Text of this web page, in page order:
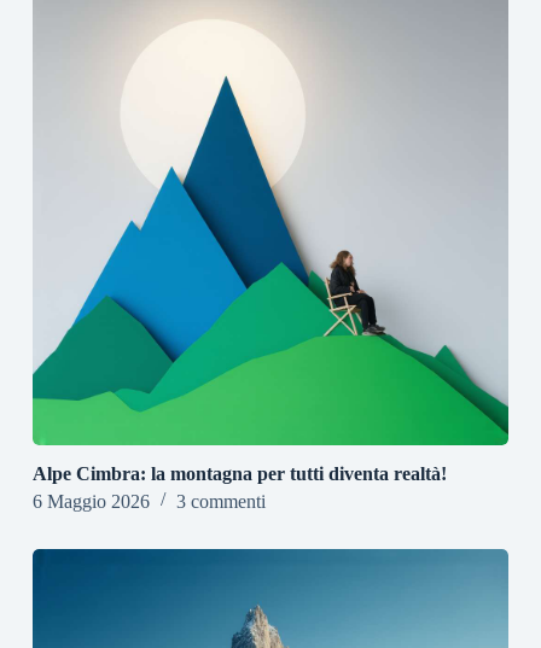
Alpe Cimbra: la montagna per tutti diventa realtà!
6 Maggio 2026
3 commenti